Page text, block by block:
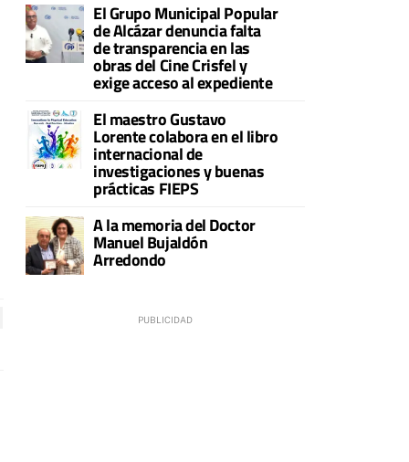
El Grupo Municipal Popular
de Alcázar denuncia falta
de transparencia en las
obras del Cine Crisfel y
exige acceso al expediente
El maestro Gustavo
Lorente colabora en el libro
internacional de
investigaciones y buenas
prácticas FIEPS
A la memoria del Doctor
Manuel Bujaldón
Arredondo